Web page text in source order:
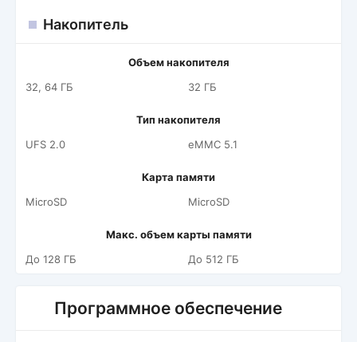
Накопитель
Объем накопителя
32, 64 ГБ
32 ГБ
Тип накопителя
UFS 2.0
eMMC 5.1
Карта памяти
MicroSD
MicroSD
Макс. объем карты памяти
До 128 ГБ
До 512 ГБ
Программное обеспечение